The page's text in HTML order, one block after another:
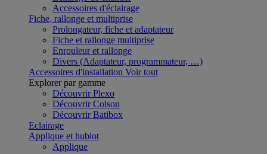
Accessoires d'éclairage
Fiche, rallonge et multiprise
Prolongateur, fiche et adaptateur
Fiche et rallonge multiprise
Enrouleur et rallonge
Divers (Adaptateur, programmateur, …)
Accessoires d'installation Voir tout
Explorer par gamme
Découvrir Plexo
Découvrir Colson
Découvrir Batibox
Eclairage
Applique et hublot
Applique